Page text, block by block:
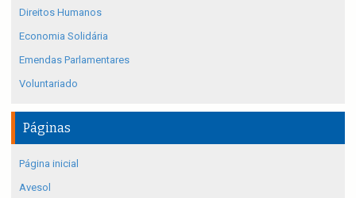
Direitos Humanos
Economia Solidária
Emendas Parlamentares
Voluntariado
Páginas
Página inicial
Avesol